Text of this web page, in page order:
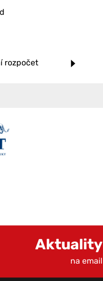
rozpočet
Aktuality
na email